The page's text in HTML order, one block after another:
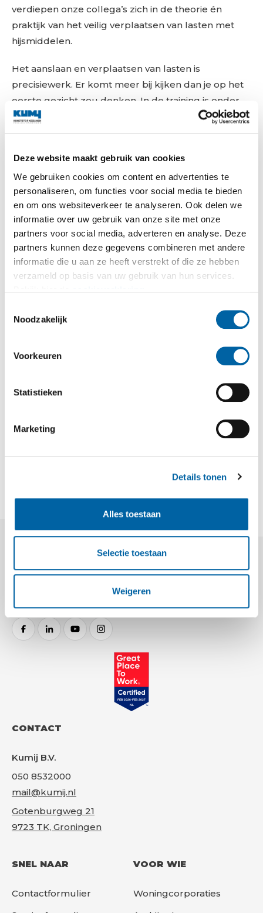
Deze website maakt gebruik van cookies
We gebruiken cookies om content en advertenties te
personaliseren, om functies voor social media te bieden
en om ons websiteverkeer te analyseren. Ook delen we
informatie over uw gebruik van onze site met onze
partners voor social media, adverteren en analyse. Deze
partners kunnen deze gegevens combineren met andere
informatie die u aan ze heeft verstrekt of die ze hebben
verzameld op basis van uw gebruik van hun services.
Noodzakelijk
Voorkeuren
Statistieken
Marketing
Details tonen
Alles toestaan
Selectie toestaan
Weigeren
verdiepen onze collega’s zich in de theorie én
praktijk van het veilig verplaatsen van lasten met
hijsmiddelen.
Het aanslaan en verplaatsen van lasten is
precisiewerk. Er komt meer bij kijken dan je op het
eerste gezicht zou denken. In de training is onder
meer aandacht voor wettelijke voorschriften, het
juiste gebruik van hijsbanden, kettingen, kabels en
certificering komen aan bod. In het
praktijkgedeelte leren deelnemers hoe ze lasten
veilig kunnen aanslaan en verplaatsen, met
maximale aandacht voor controle
en risicovermijding.
FACEBOOK
LINKEDINYOUTUBEINSTAGRAM
CONTACT
Kumij B.V.
050 8532000
mail@kumij.nl
Gotenburgweg 21
9723 TK, Groningen
SNEL NAAR
Contactformulier
VOOR WIE
Woningcorporaties